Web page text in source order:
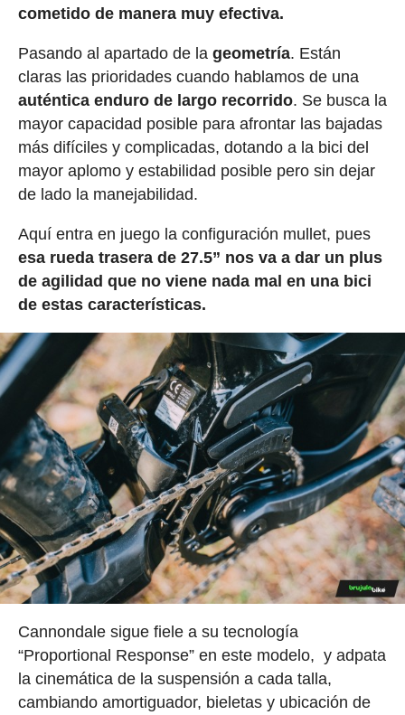
cometido de manera muy efectiva.
Pasando al apartado de la geometría. Están
claras las prioridades cuando hablamos de una
auténtica enduro de largo recorrido. Se busca la
mayor capacidad posible para afrontar las bajadas
más difíciles y complicadas, dotando a la bici del
mayor aplomo y estabilidad posible pero sin dejar
de lado la manejabilidad.
Aquí entra en juego la configuración mullet, pues
esa rueda trasera de 27.5” nos va a dar un plus
de agilidad que no viene nada mal en una bici
de estas características.
Cannondale sigue fiele a su tecnología
“Proportional Response” en este modelo, y adpata
la cinemática de la suspensión a cada talla,
cambiando amortiguador, bieletas y ubicación de